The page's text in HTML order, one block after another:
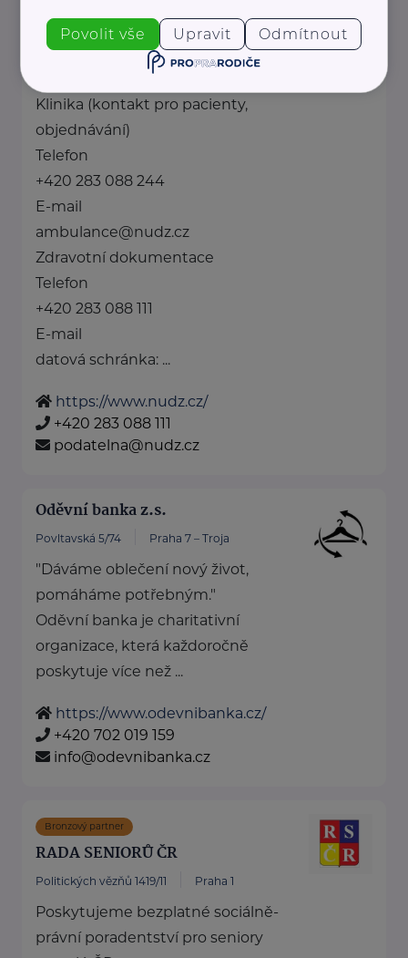
Národní ústav duševního zdraví
Topolová 748 Klecany
Důležité kontakty
Klinika (kontakt pro pacienty,
objednávání)
Telefon
+420 283 088 244
E-mail
ambulance@nudz.cz
Zdravotní dokumentace
Telefon
+420 283 088 111
E-mail
datová schránka: ...
https://www.nudz.cz/
+420 283 088 111
podatelna@nudz.cz
Oděvní banka z.s.
Povltavská 5/74 Praha 7 – Troja
"Dáváme oblečení nový život,
pomáháme potřebným."
Oděvní banka je charitativní
organizace, která každoročně
poskytuje více než ...
https://www.odevnibanka.cz/
+420 702 019 159
info@odevnibanka.cz
Bronzový partner
RADA SENIORŮ ČR
Politických vězňů 1419/11 Praha 1
Poskytujeme bezplatné sociálně-
právní poradentství pro seniory
Povolit vše Upravit Odmítnout